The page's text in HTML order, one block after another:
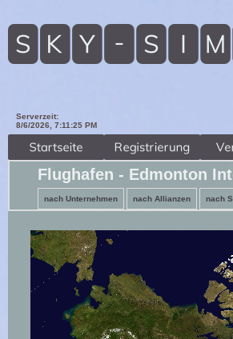
Serverzeit:
8/6/2026, 7:11:27 PM
Flughafen - Edmonton
nach Unternehmen nach Allianzen nach